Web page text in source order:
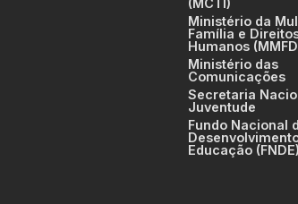
(MCTI)
Ministério da
Família e
Humanos
Ministério das
Comunicações
Secretaria
Juventude
Fundo Nacional
Educação (FNDE)